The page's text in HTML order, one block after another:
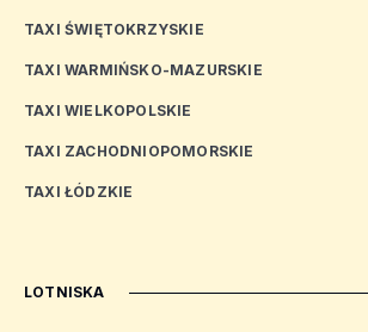
TAXI ŚWIĘTOKRZYSKIE
TAXI WARMIŃSKO-MAZURSKIE
TAXI WIELKOPOLSKIE
TAXI ZACHODNIOPOMORSKIE
TAXI ŁÓDZKIE
LOTNISKA